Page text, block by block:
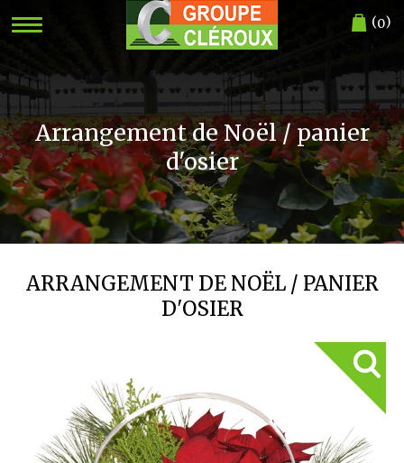
(0)
Arrangement de Noël / panier
d'osier
ARRANGEMENT DE NOËL / PANIER
D'OSIER